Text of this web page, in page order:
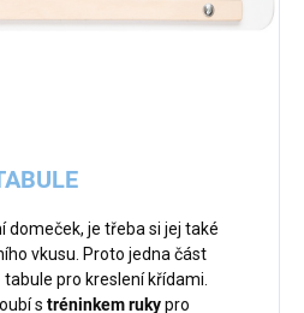
domeček, je třeba si jej také
vkusu. Proto jedna část
pro kreslení křídami.
s tréninkem rukypro